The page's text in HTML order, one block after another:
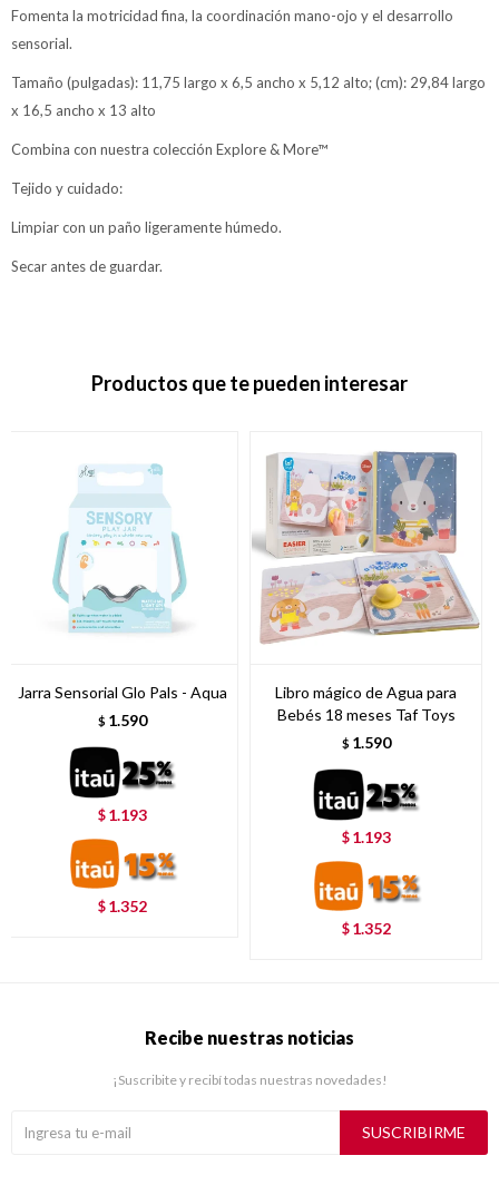
Fomenta la motricidad fina, la coordinación mano-ojo y el desarrollo
sensorial.
Tamaño (pulgadas): 11,75 largo x 6,5 ancho x 5,12 alto; (cm): 29,84 largo
x 16,5 ancho x 13 alto
Combina con nuestra colección Explore & More™
Tejido y cuidado:
Limpiar con un paño ligeramente húmedo.
Secar antes de guardar.
Productos que te pueden interesar
Jarra Sensorial Glo Pals - Aqua
$ 1.590
$ 1.193
$ 1.352
Libro mágico de Agua para
Bebés 18 meses Taf Toys
$ 1.590
$ 1.193
$ 1.352
Recibe nuestras noticias
¡Suscribite y recibí todas nuestras novedades!
SUSCRIBIRME